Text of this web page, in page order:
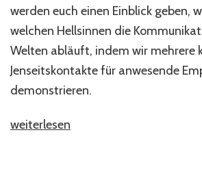
werden euch einen Einblick geben,
welchen Hellsinnen die
Welten abläuft, indem wir mehrere
Jenseitskontakte für anwesende
demonstrieren.
„Live
weiterlesen